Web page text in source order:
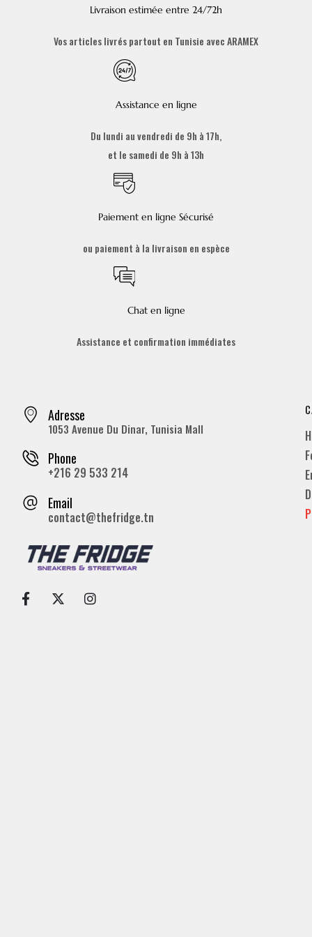
Livraison estimée entre 24/72h
Vos articles livrés partout en Tunisie avec ARAMEX
Assistance en ligne
Du lundi au vendredi de 9h à 17h,
et le samedi de 9h à 13h
Paiement en ligne Sécurisé
ou paiement à la livraison en espèce
Chat en ligne
Assistance et confirmation immédiates
Adresse
1053 Avenue Du Dinar, Tunisia Mall
Phone
+216 29 533 214
Email
contact@thefridge.tn